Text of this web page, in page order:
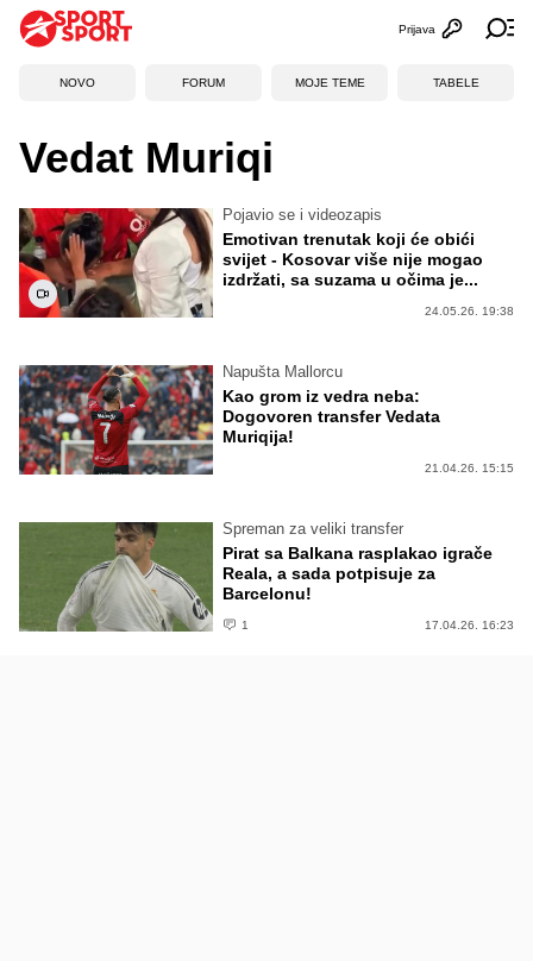
Otvori
Prijava
NOVO FORUM MOJE TEME TABELE
Vedat Muriqi
Pojavio se i videozapis
Emotivan trenutak koji će obići
svijet - Kosovar više nije mogao
izdržati, sa suzama u očima je...
24.05.26. 19:38
Napušta Mallorcu
Kao grom iz vedra neba:
Dogovoren transfer Vedata
Muriqija!
21.04.26. 15:15
Spreman za veliki transfer
Pirat sa Balkana rasplakao igrače
Reala, a sada potpisuje za
Barcelonu!
1 17.04.26. 16:23